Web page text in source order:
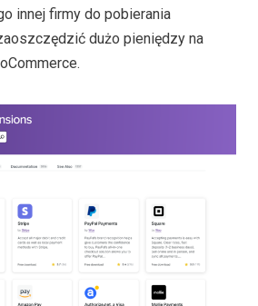
innej firmy do pobierania
dużo pieniędzy na